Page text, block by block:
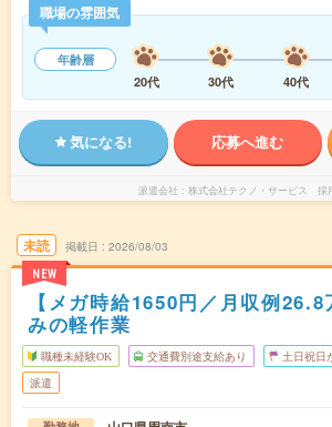
職場の雰囲気
年齢層
20代
30代 40代
気になる! 応募へ進む
派遣会社 株式会社テクノ・サービス 採
未読
NEW
掲載日 2026/08/03
【メガ時給1650円／月収例
みの軽作業
職種未経験OK 交通費別途支給あり 土日祝日
派遣